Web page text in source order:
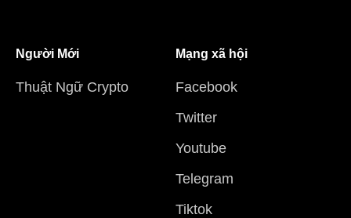
Người Mới
Thuật Ngữ Crypto
Mạng xã hội
Facebook
Twitter
Youtube
Telegram
Tiktok